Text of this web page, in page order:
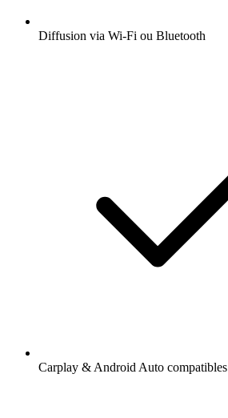
Diffusion via Wi-Fi ou Bluetooth
Carplay & Android Auto compatibles